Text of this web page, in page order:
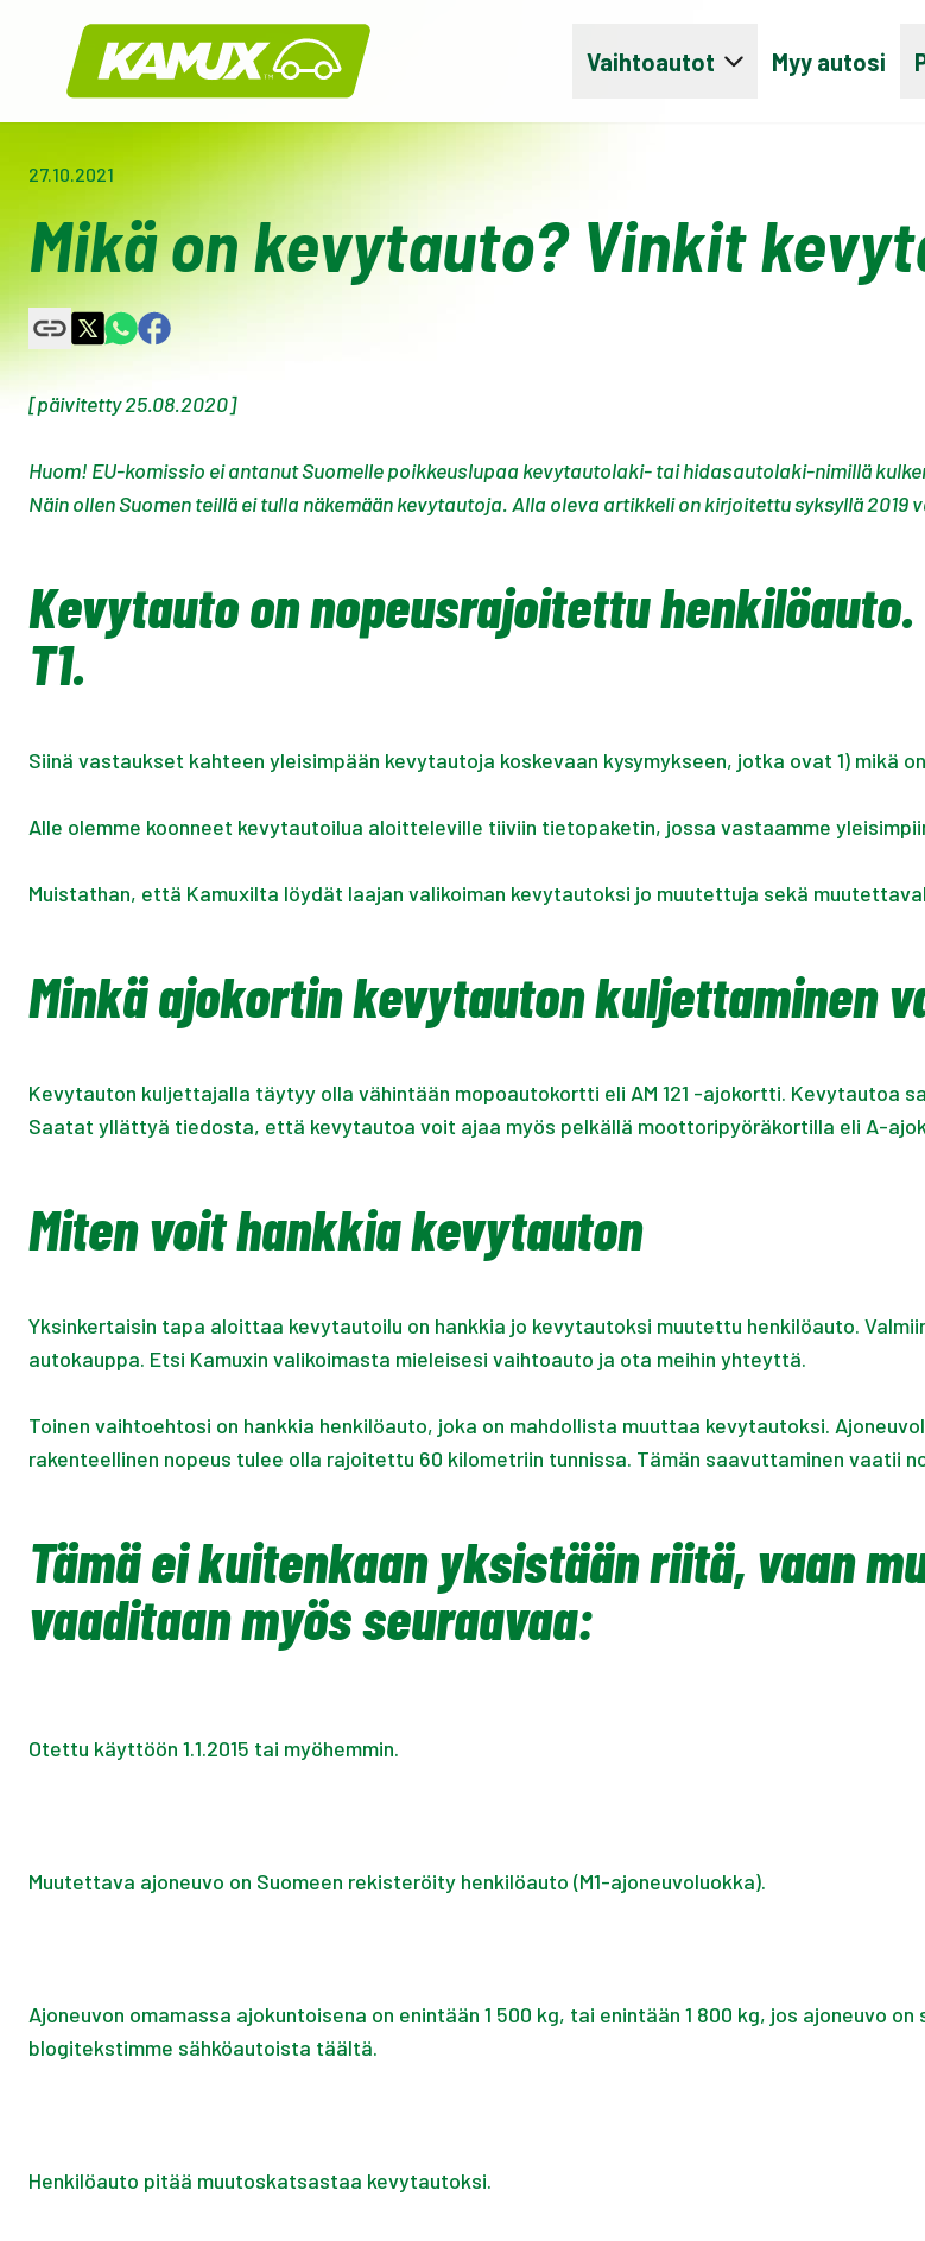
Kamux
Vaihtoautot Myy autosi
27.10.2021
Mikä on kevytauto? Vinkit
[päivitetty 25.08.2020]
Huom! EU-komissio ei antanut Suomelle poikkeuslupaa kevytautolaki- tai hidasautolaki-nimillä
Näin ollen Suomen teillä ei tulla näkemään kevytautoja. Alla oleva artikkeli on kirjoitettu syksyllä
Kevytauto on nopeusrajoitettu
T1.
Siinä vastaukset kahteen yleisimpään kevytautoja koskevaan kysymykseen, jotka ovat 1) mikä
Alle olemme koonneet kevytautoilua aloitteleville tiiviin tietopaketin, jossa vastaamme
Muistathan, että Kamuxilta löydät laajan valikoiman kevytautoksi jo muutettuja sekä
Minkä ajokortin kevytauton kuljettaminen
Kevytauton kuljettajalla täytyy olla vähintään mopoautokortti eli AM 121 -ajokortti. Kevytautoa
Saatat yllättyä tiedosta, että kevytautoa voit ajaa myös pelkällä moottoripyöräkortilla eli A-
Miten voit hankkia kevytauton
Yksinkertaisin tapa aloittaa kevytautoilu on hankkia jo kevytautoksi muutettu henkilöauto.
autokauppa. Etsi Kamuxin valikoimasta mieleisesi vaihtoauto ja ota meihin yhteyttä.
Toinen vaihtoehtosi on hankkia henkilöauto, joka on mahdollista muuttaa kevytautoksi.
rakenteellinen nopeus tulee olla rajoitettu 60 kilometriin tunnissa. Tämän saavuttaminen vaatii
Tämä ei kuitenkaan yksistään riitä, vaan
vaaditaan myös seuraavaa:
Otettu käyttöön 1.1.2015 tai myöhemmin.
Muutettava ajoneuvo on Suomeen rekisteröity henkilöauto (M1-ajoneuvoluokka).
Ajoneuvon omamassa ajokuntoisena on enintään 1 500 kg, tai enintään 1 800 kg, jos ajoneuvo
blogitekstimme sähköautoista täältä.
Henkilöauto pitää muutoskatsastaa kevytautoksi.